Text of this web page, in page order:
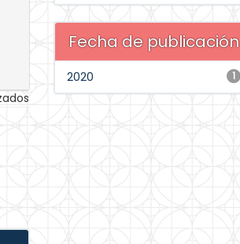
Fecha de publicación
1
2020